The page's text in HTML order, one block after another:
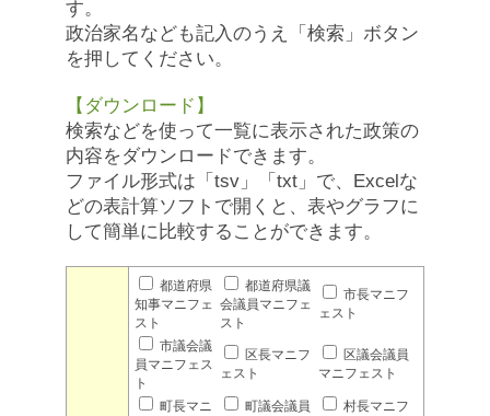
す。
政治家名なども記入のうえ「検索」ボタン
を押してください。
【ダウンロード】
検索などを使って一覧に表示された政策の
内容をダウンロードできます。
ファイル形式は「tsv」「txt」で、Excelな
どの表計算ソフトで開くと、表やグラフに
して簡単に比較することができます。
都道府県
知事マニフェ
スト
都道府県議
会議員マニフェ
スト
市長マニフ
ェスト
市議会議
員マニフェス
ト
区長マニフ
ェスト
区議会議員
マニフェスト
町長マニ
町議会議員
村長マニフ